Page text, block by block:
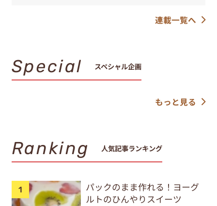
連載一覧へ
Special スペシャル企画
もっと見る
Ranking 人気記事ランキング
パックのまま作れる！ヨーグ
ルトのひんやりスイーツ